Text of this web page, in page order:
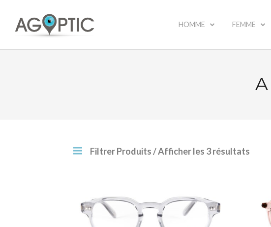
HOMME FEMME
Filtrer Produits/ Afficher les 3 résultats